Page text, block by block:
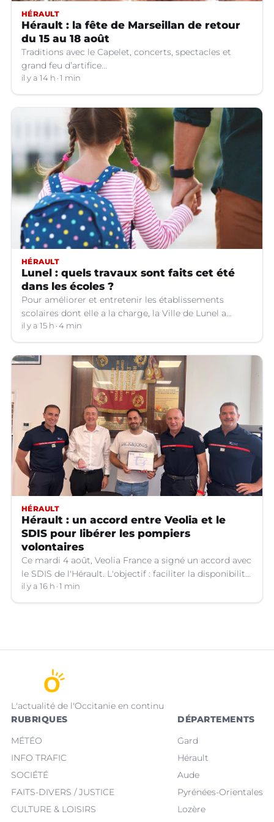
HÉRAULT
Hérault : la fête de Marseillan de retour
du 15 au 18 août
Traditions avec le Capelet, concerts, spectacles et
grand feu d’artifice...
il y a 14 h 1 min
HÉRAULT
Lunel : quels travaux sont faits cet été
dans les écoles ?
Pour améliorer et entretenir les établissements
scolaires dont elle a la charge, la Ville de Lunel a
engagé toute une série de travaux dans les écoles cet
été. Explications.
il y a 15 h 4 min
HÉRAULT
Hérault : un accord entre Veolia et le
SDIS pour libérer les pompiers
volontaires
Ce mardi 4 août, Veolia France a signé un accord avec
le SDIS de l'Hérault. L'objectif : faciliter la disponibilité
des salariés de l'entreprise engagés en qualité de
sapeurs-pompiers volontaires.
il y a 16 h 1 min
L'actualité de l'Occitanie en continu
RUBRIQUES
MÉTÉO
INFO TRAFIC
SOCIÉTÉ
FAITS-DIVERS / JUSTICE
CULTURE & LOISIRS
DÉPARTEMENTS
Gard
Hérault
Aude
Pyrénées-Orientales
Lozère